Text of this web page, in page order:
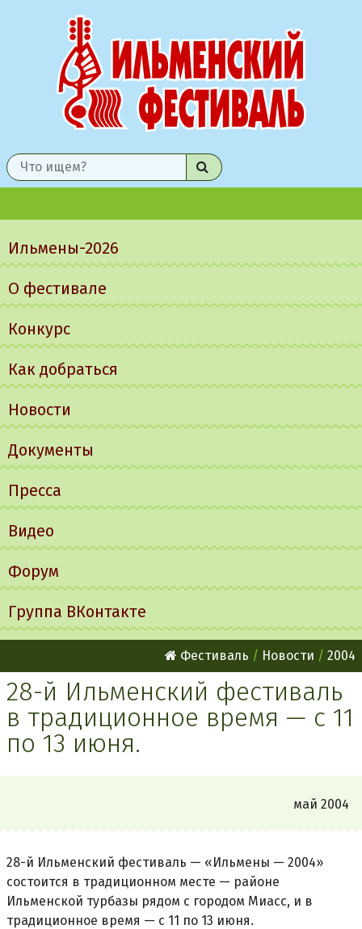
Найти
меню
Ильмены-2026
О фестивале
Конкурс
Как добраться
Новости
Документы
Пресса
Видео
Форум
Группа ВКонтакте
Фестиваль Новости 2004
28-й Ильменский фестиваль
в традиционное время — с 11
по 13 июня.
май 2004
28-й Ильменский фестиваль — «Ильмены — 2004»
состоится в традиционном месте — районе
Ильменской турбазы рядом с городом Миасс, и в
традиционное время — с 11 по 13 июня.